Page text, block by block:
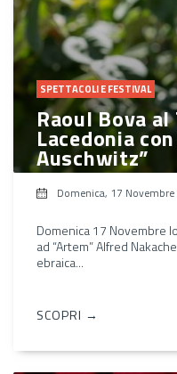
SPETTACOLI E FESTIVAL
Raoul Bova
Lacedonia
Auschwitz”
Domenica, 17
Domenica 17 Novembre
ad “Artem” Alfred
ebraica...
SCOPRI →